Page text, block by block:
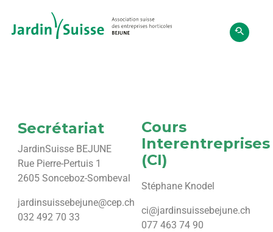
Secrétariat
JardinSuisse BEJUNE
Rue Pierre-Pertuis 1
2605 Sonceboz-Sombeval
jardinsuissebejune@cep.ch
032 492 70 33
Cours
Interentreprises
(CI)
Stéphane Knodel
ci@jardinsuissebejune.ch
077 463 74 90